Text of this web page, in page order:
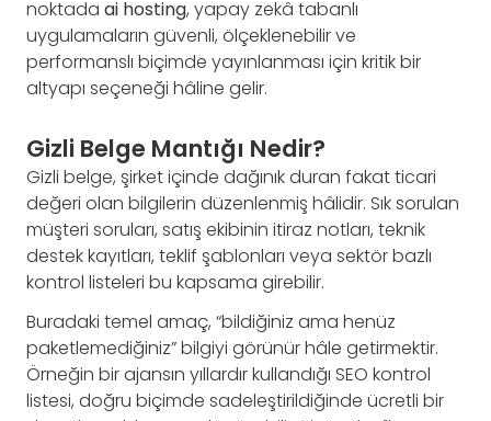
noktada ai hosting, yapay zekâ tabanlı
uygulamaların güvenli, ölçeklenebilir ve
performanslı biçimde yayınlanması için kritik bir
altyapı seçeneği hâline gelir.
Gizli Belge Mantığı Nedir?
Gizli belge, şirket içinde dağınık duran fakat ticari
değeri olan bilgilerin düzenlenmiş hâlidir. Sık sorulan
müşteri soruları, satış ekibinin itiraz notları, teknik
destek kayıtları, teklif şablonları veya sektör bazlı
kontrol listeleri bu kapsama girebilir.
Buradaki temel amaç, “bildiğiniz ama henüz
paketlemediğiniz” bilgiyi görünür hâle getirmektir.
Örneğin bir ajansın yıllardır kullandığı SEO kontrol
listesi, doğru biçimde sadeleştirildiğinde ücretli bir